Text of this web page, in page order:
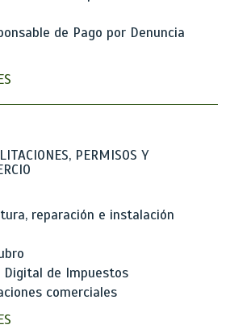
de Pago por Denuncia
PERMISOS Y
reparación e instalación
de Impuestos
comerciales